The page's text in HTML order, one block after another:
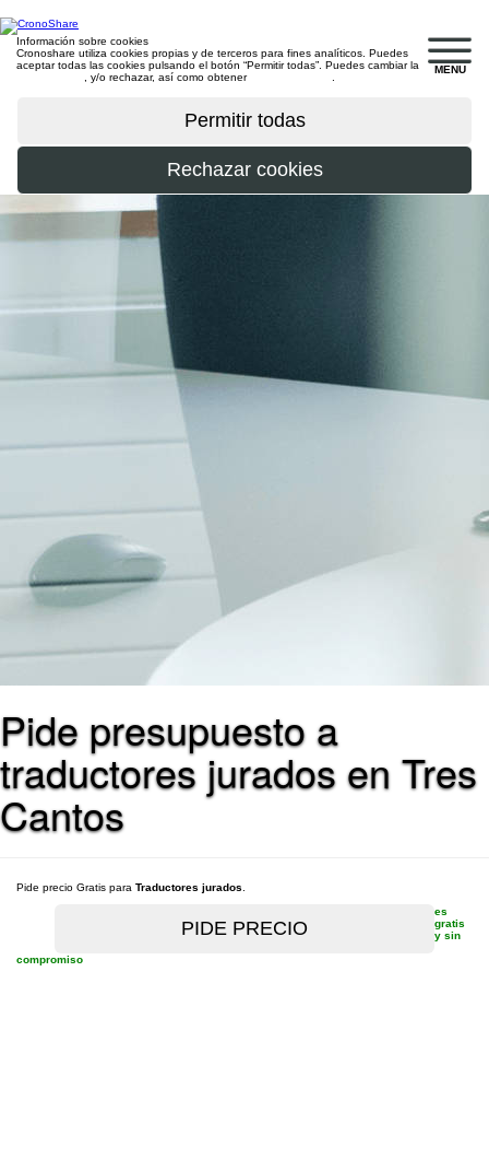
MENU
Información sobre cookies
Cronoshare utiliza cookies propias y de terceros para fines analíticos. Puedes
aceptar todas las cookies pulsando el botón “Permitir todas”. Puedes cambiar la
, y/o rechazar, así como obtener
Pide presupuesto a
traductores jurados en Tres
Cantos
Pide precio Gratis para Traductores jurados
es
gratis
y sin
compromiso